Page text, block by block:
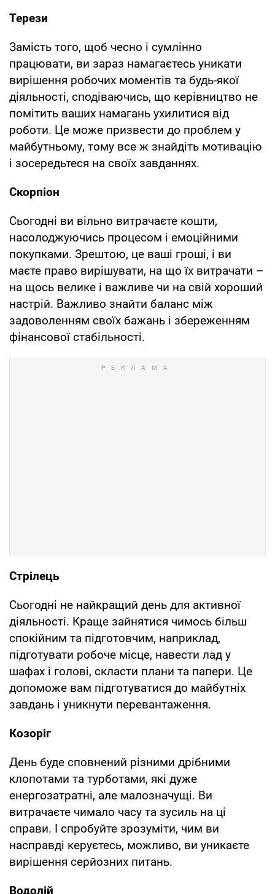
Терези
Замість того, щоб чесно і сумлінно
працювати, ви зараз намагаєтесь уникати
вирішення робочих моментів та будь-якої
діяльності, сподіваючись, що керівництво не
помітить ваших намагань ухилитися від
роботи. Це може призвести до проблем у
майбутньому, тому все ж знайдіть мотивацію
і зосередьтеся на своїх завданнях.
Скорпіон
Сьогодні ви вільно витрачаєте кошти,
насолоджуючись процесом і емоційними
покупками. Зрештою, це ваші гроші, і ви
маєте право вирішувати, на що їх витрачати –
на щось велике і важливе чи на свій хороший
настрій. Важливо знайти баланс між
задоволенням своїх бажань і збереженням
фінансової стабільності.
Стрілець
Сьогодні не найкращий день для активної
діяльності. Краще зайнятися чимось більш
спокійним та підготовчим, наприклад,
підготувати робоче місце, навести лад у
шафах і голові, скласти плани та папери. Це
допоможе вам підготуватися до майбутніх
завдань і уникнути перевантаження.
Козоріг
День буде сповнений різними дрібними
клопотами та турботами, які дуже
енергозатратні, але малозначущі. Ви
витрачаєте чимало часу та зусиль на ці
справи. І спробуйте зрозуміти, чим ви
насправді керуєтесь, можливо, ви уникаєте
вирішення серйозних питань.
Водолій